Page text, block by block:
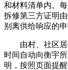
和材料清单内。
拆修第三方证明
别离供给响应的
由村、社区居
时间自动向衡宇
明，按照页面提